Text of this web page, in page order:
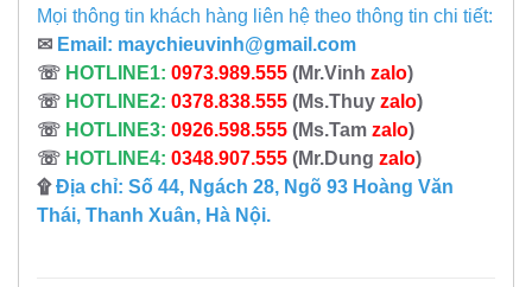
Mọi thông tin khách hàng liên hệ theo thông tin chi tiết:
✉ Email: maychieuvinh@gmail.com
☏ HOTLINE1: 0973.989.555 (Mr.Vinh zalo)
☏ HOTLINE2: 0378.838.555 (Ms.Thuy zalo)
☏ HOTLINE3: 0926.598.555 (Ms.Tam zalo)
☏ HOTLINE4: 0348.907.555 (Mr.Dung zalo)
۩ Địa chỉ: Số 44, Ngách 28, Ngõ 93 Hoàng Văn
Thái, Thanh Xuân, Hà Nội.